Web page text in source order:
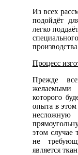
Из всех
подойдёт
легко
Процесс
Прежде
желаемыми
которого
опыта в этом
этом случае
не
является